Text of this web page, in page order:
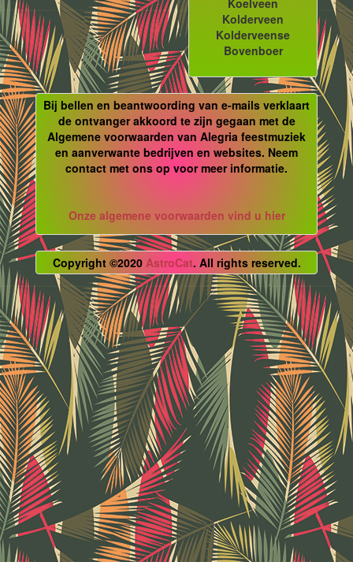
Koelveen
Kolderveen
Kolderveense
Bovenboer
Bij bellen en beantwoording van e-mails verklaart
de ontvanger akkoord te zijn gegaan met de
Algemene voorwaarden van Alegria feestmuziek
en aanverwante bedrijven en websites. Neem
contact met ons op voor meer informatie.
Onze algemene voorwaarden vind u hier
Copyright ©2020 AstroCat. All rights reserved.